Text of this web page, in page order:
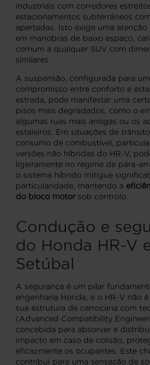
industriais com corredores
estacionamentos subterrâneos
apertadas. Isto exige uma atenção
em manobras de baixo espaço,
comum a qualquer SUV com
similares.
A suspensão, configurada para um
compromisso entre conforto e
estrada, pode manifestar uma
pisos mais degradados, como o
algumas ruas mais antigas ou os
estaleiros. Em situações de
consumo de combustível,
versões não híbridas do HR-V,
ligeiramente no regime de pára-
o sistema híbrido mitigue
particularidade, mantendo a
do bloco motorsob controlo.
Condução e
do Honda HR-V
Setúbal
A segurança é um pilar
engenharia Honda, e o HR-V não
sua estrutura de carroçaria com
(Advanced Compatibility
concebida para absorver e
impacto em caso de colisão,
eficazmente os ocupantes. Este
contribui para uma sensação de